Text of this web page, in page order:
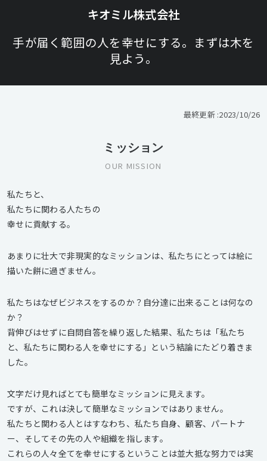
キオミル株式会社
手が届く範囲の人を幸せにする。まずは木を
見よう。
最終更新 :2023/10/26
ミッション
OUR MISSION
私たちと、
私たちに関わる人たちの
幸せに貢献する。
あまりに壮大で非現実的なミッションは、私たちにとっては絵に
描いた餅に過ぎません。
私たちはなぜビジネスをするのか？自分達に出来ることは何なの
か？
背伸びはせずに自問自答を繰り返した結果、私たちは「私たち
と、私たちに関わる人を幸せにする」という結論にたどり着きま
した。
文字だけ見ればとても簡単なミッションに見えます。
ですが、これは決して簡単なミッションではありません。
私たちと関わる人とはすなわち、私たち自身、顧客、パートナ
ー、そしてその先の人や組織を指します。
これらの人々全てを幸せにするということは並大抵な努力では実